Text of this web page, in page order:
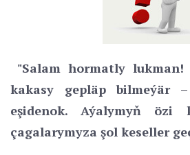
"Salam hormatly
kakasy gepläp bilmeýär
eşidenok. Aýalymyň özi
çagalarymyza şol keseller